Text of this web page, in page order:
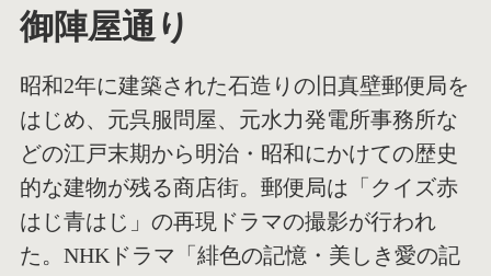
御陣屋通り
昭和2年に建築された石造りの旧真壁郵便局を
はじめ、元呉服問屋、元水力発電所事務所な
どの江戸末期から明治・昭和にかけての歴史
的な建物が残る商店街。郵便局は「クイズ赤
はじ青はじ」の再現ドラマの撮影が行われ
た。NHKドラマ「緋色の記憶・美しき愛の記